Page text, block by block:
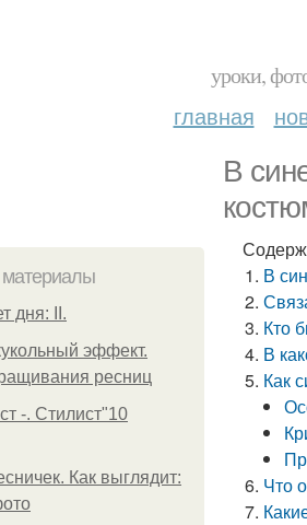
уроки,
главная
В
дня: II.
эффект.
ресниц
-. Стилист"10
Как выглядит:
В
Кто
В
Как
Что